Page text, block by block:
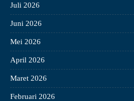
Juli 2026
Juni 2026
Mei 2026
April 2026
Maret 2026
Februari 2026